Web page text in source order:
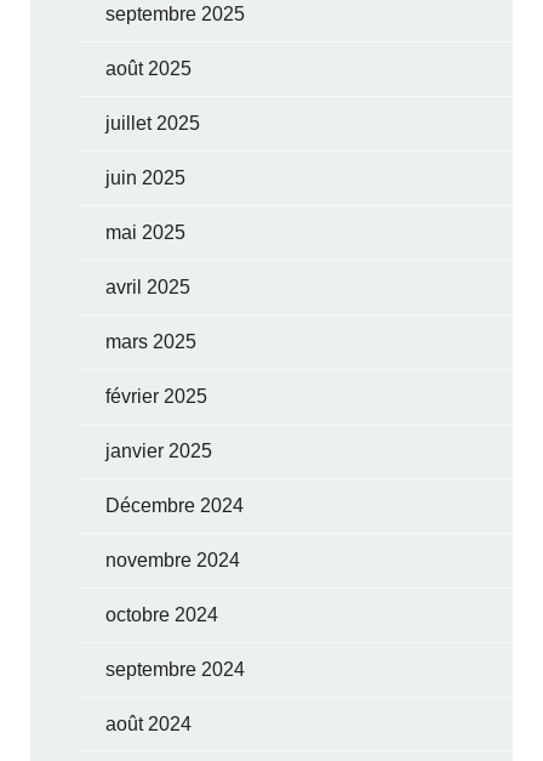
septembre 2025
août 2025
juillet 2025
juin 2025
mai 2025
avril 2025
mars 2025
février 2025
janvier 2025
Décembre 2024
novembre 2024
octobre 2024
septembre 2024
août 2024